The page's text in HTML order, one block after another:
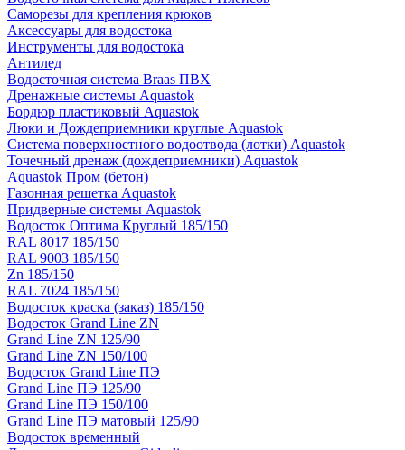
Саморезы для крепления крюков
Аксессуары для водостока
Инструменты для водостока
Антилед
Водосточная система Braas ПВХ
Дренажные системы Aquastok
Бордюр пластиковый Aquastok
Люки и Дождеприемники круглые Aquastok
Система поверхностного водоотвода (лотки) Aquastok
Точечный дренаж (дождеприемники) Aquastok
Aquastok Пром (бетон)
Газонная решетка Aquastok
Придверные системы Aquastok
Водосток Оптима Круглый 185/150
RAL 8017 185/150
RAL 9003 185/150
Zn 185/150
RAL 7024 185/150
Водосток краска (заказ) 185/150
Водосток Grand Line ZN
Grand Line ZN 125/90
Grand Line ZN 150/100
Водосток Grand Line ПЭ
Grand Line ПЭ 125/90
Grand Line ПЭ 150/100
Grand Line ПЭ матовый 125/90
Водосток временный